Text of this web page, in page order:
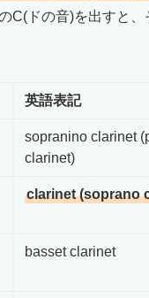
C(ドの音)を出す
英語表記
sopranino clarinet
clarinet)
clarinet (soprano
basset clarinet